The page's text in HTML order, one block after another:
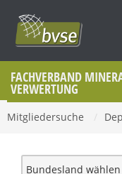
FACHVERBAND
VERWERTUNG
Mitgliedersuche